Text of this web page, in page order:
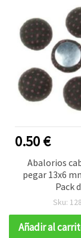
0.50 €
Abalorios
pegar 13x6
Pack
Sku:
Añadir al